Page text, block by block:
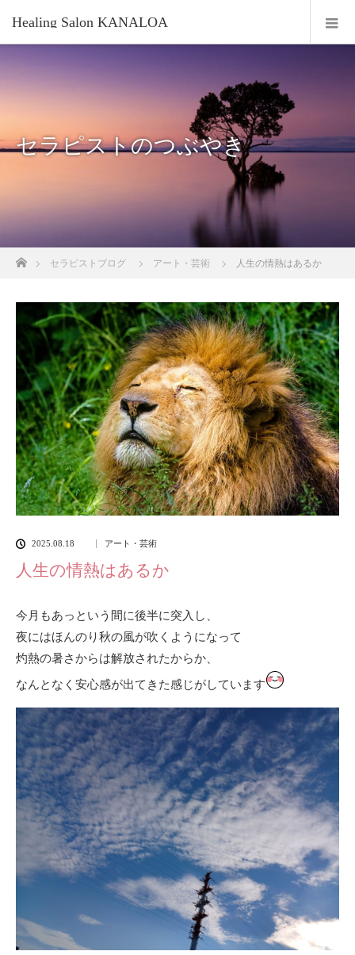
Healing Salon KANALOA
セラピストのつぶやき
ホームセラピストブログ アート・芸術 人生の情熱はあるか
2025.08.18 アート・芸術
人生の情熱はあるか
今月もあっという間に後半に突入し、
夜にはほんのり秋の風が吹くようになって
灼熱の暑さからは解放されたからか、
なんとなく安心感が出てきた感じがしています